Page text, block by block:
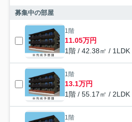
募集中の部屋
1階
11.05万円
1階 / 42.38㎡ / 1LDK
1階
13.1万円
1階 / 55.17㎡ / 2LDK
1階